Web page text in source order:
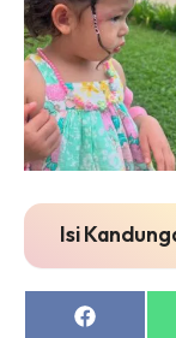
Isi
Share